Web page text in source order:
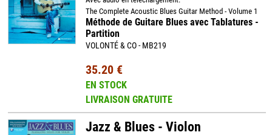
The Complete Acoustic Blues Guitar Method - Volume 1
Méthode de Guitare Blues avec Tablatures -
Partition
VOLONTÉ & CO - MB219
35.20 €
EN STOCK
LIVRAISON GRATUITE
Jazz & Blues - Violon